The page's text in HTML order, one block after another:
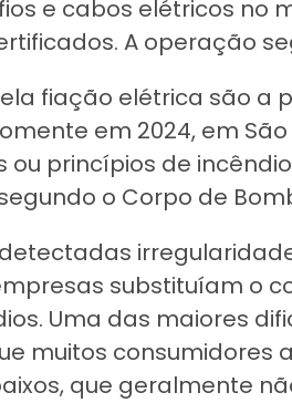
e cabos elétricos no
A operação
fiação elétrica são a
em 2024, em
princípios de
o Corpo de
substituíam o
Uma das maiores
muitos consumidores
que geralmente